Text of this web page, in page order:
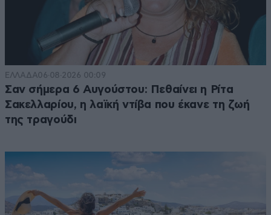
ΕΛΛΑΔΑ06·08·2026 00:09
Σαν σήμερα 6 Αυγούστου: Πεθαίνει η Ρίτα
Σακελλαρίου, η λαϊκή ντίβα που έκανε τη ζωή
της τραγούδι